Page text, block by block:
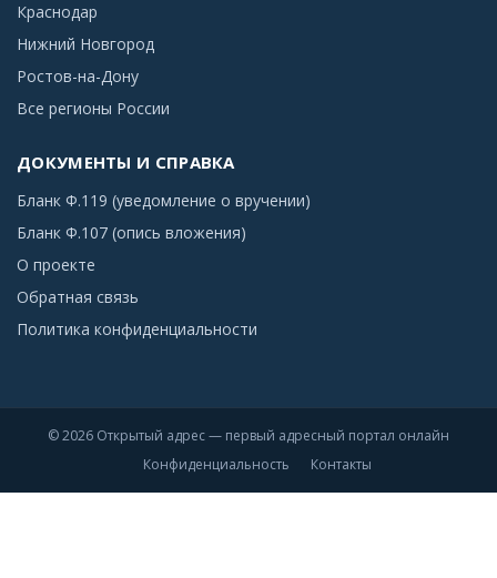
Краснодар
Нижний Новгород
Ростов-на-Дону
Все регионы России
ДОКУМЕНТЫ И СПРАВКА
Бланк Ф.119 (уведомление о вручении)
Бланк Ф.107 (опись вложения)
О проекте
Обратная связь
Политика конфиденциальности
© 2026 Открытый адрес — первый адресный портал онлайн
Конфиденциальность
Контакты